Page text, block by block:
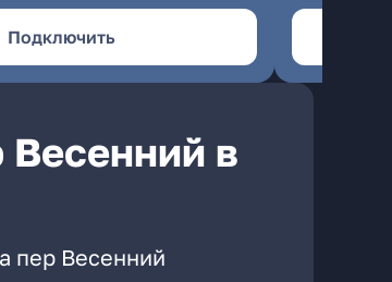
Подключить
Весенний в
пер Весенний